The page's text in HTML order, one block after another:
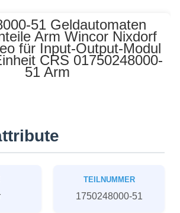
51 Geldautomaten
Arm Wincor Nixdorf
für Input-Output-Modul
CRS 01750248000-
51 Arm
TEILNUMMER
1750248000-51